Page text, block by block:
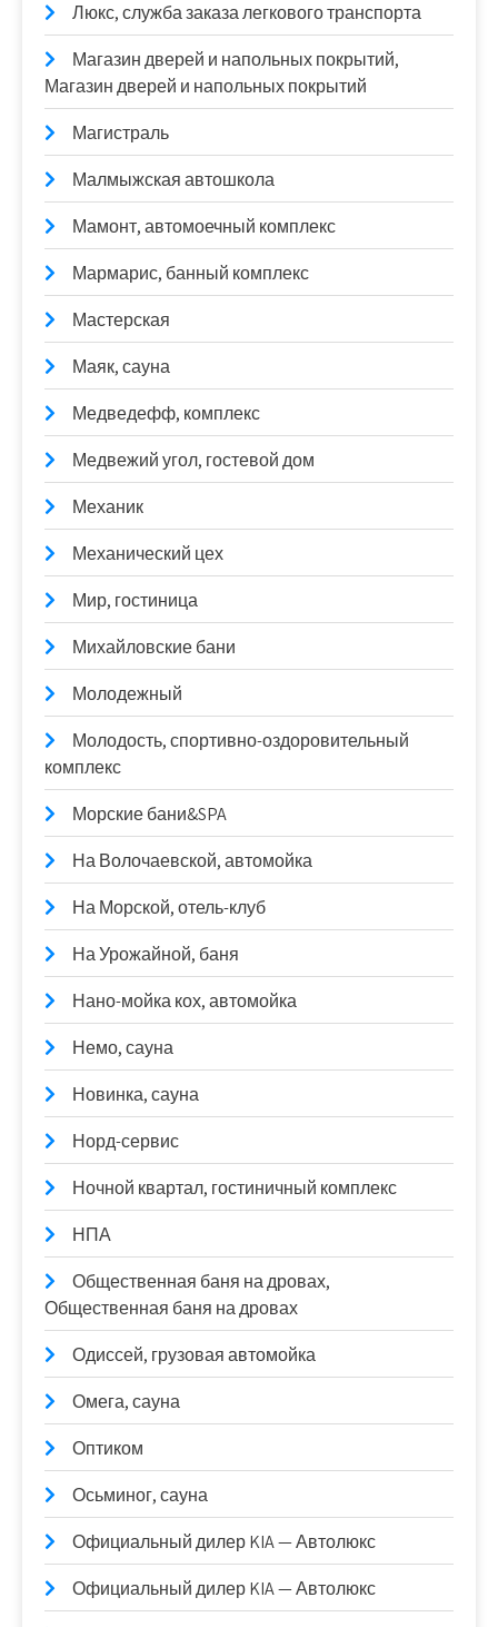
Люкс, служба заказа легкового транспорта
Магазин дверей и напольных покрытий,
Магазин дверей и напольных покрытий
Магистраль
Малмыжская автошкола
Мамонт, автомоечный комплекс
Мармарис, банный комплекс
Мастерская
Маяк, сауна
Медведефф, комплекс
Медвежий угол, гостевой дом
Механик
Механический цех
Мир, гостиница
Михайловские бани
Молодежный
Молодость, спортивно-оздоровительный
комплекс
Морские бани&SPA
На Волочаевской, автомойка
На Морской, отель-клуб
На Урожайной, баня
Нано-мойка кох, автомойка
Немо, сауна
Новинка, сауна
Норд-сервис
Ночной квартал, гостиничный комплекс
НПА
Общественная баня на дровах,
Общественная баня на дровах
Одиссей, грузовая автомойка
Омега, сауна
Оптиком
Осьминог, сауна
Официальный дилер KIA — Автолюкс
Официальный дилер KIA — Автолюкс